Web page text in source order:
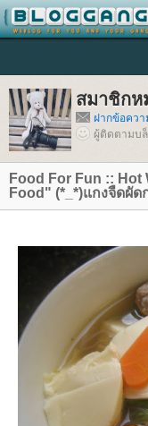
สมาชิกห
ฝากข้อควา
ผู้ติดตามบ
Food For Fun :: Hot
Food" (*_*)แกงจืดผั